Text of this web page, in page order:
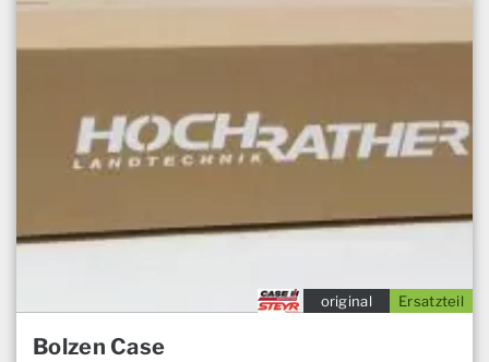
Ersatzteil
original
Bolzen Case